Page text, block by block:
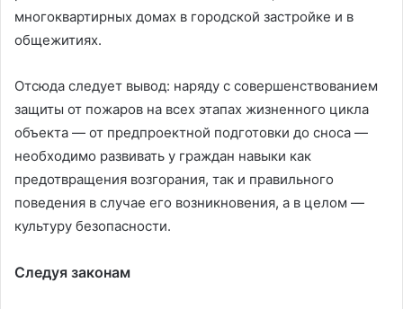
многоквартирных домах в городской застройке и в
общежитиях.
Отсюда следует вывод: наряду с совершенствованием
защиты от пожаров на всех этапах жизненного цикла
объекта — от предпроектной подготовки до сноса —
необходимо развивать у граждан навыки как
предотвращения возгорания, так и правильного
поведения в случае его возникновения, а в целом —
культуру безопасности.
Следуя законам